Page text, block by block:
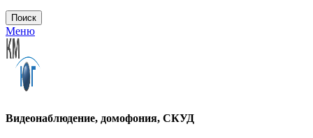
Поиск
Меню
Видеонаблюдение, домофония, СКУД